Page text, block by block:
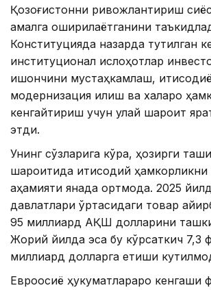
Қозоғистонни ривожлантириш
амалга оширилаётганини
Конституцияда назарда тутилган
институционал ислоҳотлар
ишончини мустаҳкамлаш,
модернизация қилиш ва халқаро
кенгайтириш учун қулай шароит
этди.
Унинг сўзларига кўра, ҳозирги
шароитида иқтисодий
аҳамияти янада ортмоқда. 2025
давлатлари ўртасидаги товар
95 миллиард АҚШ долларини
Жорий йилда эса бу кўрсаткич 7,3
миллиард долларга етиши
Евроосиё ҳукуматлараро кенгаши